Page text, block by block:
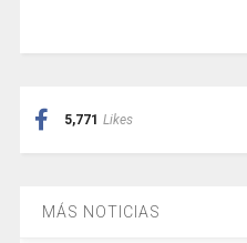
5,771 Likes
MÁS NOTICIAS